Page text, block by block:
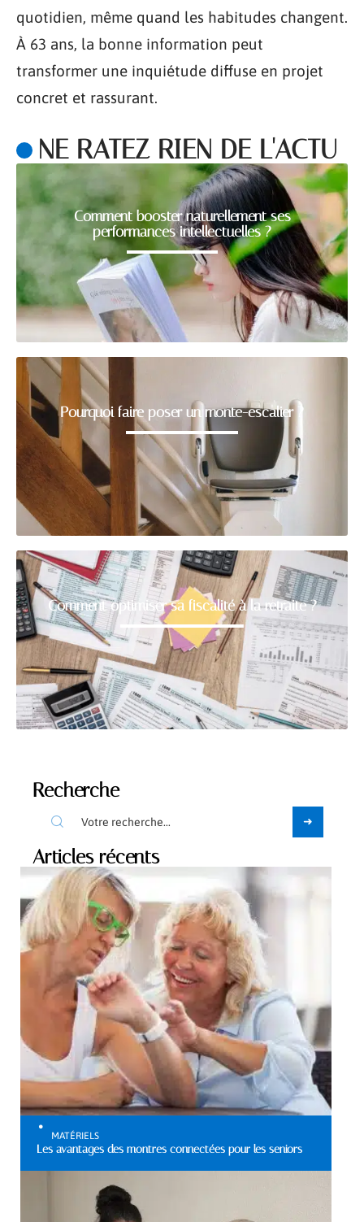
quotidien, même quand les habitudes changent.
À 63 ans, la bonne information peut
transformer une inquiétude diffuse en projet
concret et rassurant.
NE RATEZ RIEN DE L'ACTU
Comment booster naturellement ses
performances intellectuelles ?
Pourquoi faire poser un monte-escalier ?
Comment optimiser sa fiscalité à la retraite ?
Recherche
Articles récents
MATÉRIELS
Les avantages des montres connectées pour les seniors